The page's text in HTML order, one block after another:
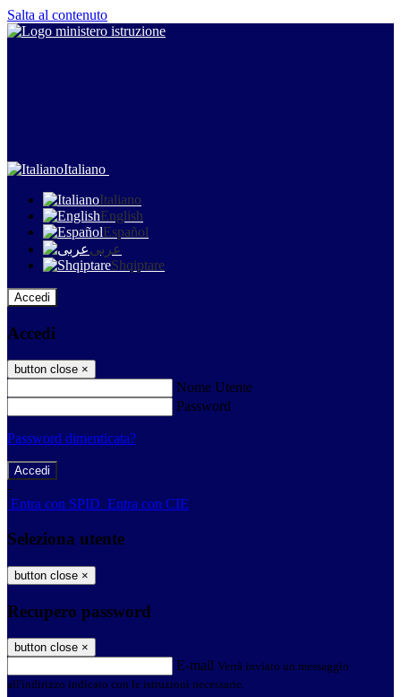
Salta al contenuto
Italiano
Italiano
English
Español
عربى
Shqiptare
Accedi
Accedi
button close ×
Nome Utente
Password
Password dimenticata?
-
Entra con SPID Entra con CIE
Seleziona utente
button close ×
Recupero password
button close ×
E-mail Verrà inviato un messaggio
all'indirizzo indicato con le istruzioni necessarie.